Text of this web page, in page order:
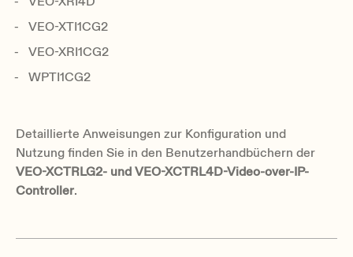
VEO-XTI1CG2
VEO-XRI1CG2
WPTI1CG2
Detaillierte Anweisungen zur Konfiguration und
Nutzung finden Sie in den Benutzerhandbüchern der
VEO-XCTRLG2- und VEO-XCTRL4D-Video-over-IP-
Controller.